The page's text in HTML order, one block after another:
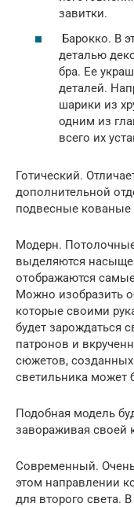
завитки.
Барокко. В
деталью
бра. Ее
деталей.
шарики из
одним из
всего их
Готический.
дополнительной
подвесные кованые
Модерн.
выделяются
отображаются
Можно изобразить
которые своими
будет зарождаться
патронов и
сюжетов,
светильника может
Подобная модель
завораживая своей
Современный.
этом направлении
для второго света.